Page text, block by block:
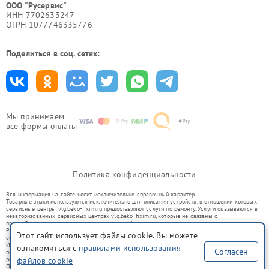
Мы принимаем
все формы оплаты
ООО "Русервис"
ИНН 7702633247
ОГРН 1077746335776
Поделиться в соц. сетях:
Политика конфиденциальности
Вся информация на сайте носит исключительно справочный характер.
Товарные знаки используются исключительно для описания устройств, в отношении которых
сервисные центры vlg.beko-fixim.ru предоставляют услуги по ремонту. Услуги оказываются в
неавторизованных сервисных центрах vlg.beko-fixim.ru, которые не связаны с
правообладателями товарных знаков или их официальными представителями.
Ремонт осуществляется для устройств, уже введенных в гражданский оборот в соответствии
со статьей 1487 ГК РФ.
Использование товарных знаков не преследует цели индивидуализации услуг или введения
потребителей в заблуждение, а служит для информирования о предоставляемых услугах по
ремонту техники указанных брендов.
Представленная на сайте информация не является публичной офертой, определяемой
Этот сайт использует файлы cookie. Вы можете
ознакомиться с правилами использования
файлов cookie
Согласен